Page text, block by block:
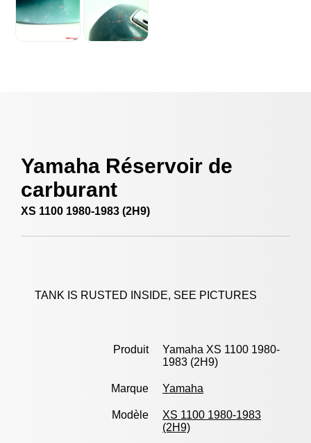
Yamaha Réservoir de
carburant
XS 1100 1980-1983 (2H9)
TANK IS RUSTED INSIDE, SEE PICTURES
Produit
Yamaha XS 1100 1980-
1983 (2H9)
Marque Yamaha
Modèle
XS 1100 1980-1983
(2H9)